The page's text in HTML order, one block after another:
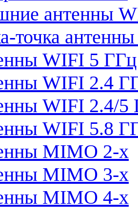
антенны
точка
WIFI 5 ГГц
WIFI 2.4
WIFI 2.4/5
WIFI 5.8
MIMO 2-x
MIMO 3-x
MIMO 4-x